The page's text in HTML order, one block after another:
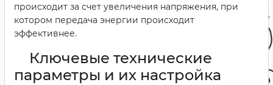
происходит за счет увеличения напряжения, при
котором передача энергии происходит
эффективнее.
Ключевые технические
параметры и их настройка